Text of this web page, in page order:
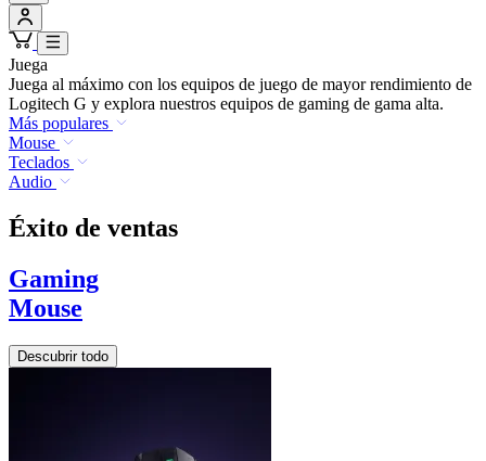
Juega
Juega al máximo con los equipos de juego de mayor rendimiento de
Logitech G y explora nuestros equipos de gaming de gama alta.
Más populares
Mouse
Teclados
Audio
Éxito de ventas
Gaming
Mouse
Descubrir todo